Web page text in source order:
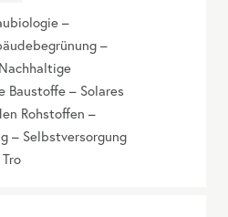
–
–
– Solares
Rohstoffen –
– Selbstversorgung